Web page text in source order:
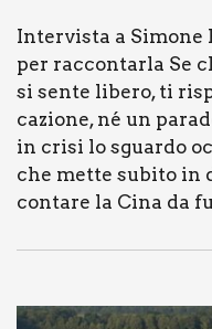
Inter­vi­sta a Simo­ne
per rac­con­tar­la Se
si sen­te libe­ro, ti
ca­zio­ne, né un
in cri­si lo sguar­do
che met­te subi­to
con­ta­re la Cina da